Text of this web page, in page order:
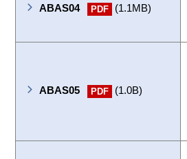
ABAS04 PDF (1.1MB)
ABAS05 PDF (1.0B)